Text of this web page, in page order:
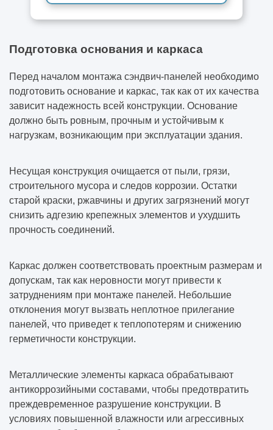
Подготовка основания и каркаса
Перед началом монтажа сэндвич-панелей необходимо
подготовить основание и каркас, так как от их качества
зависит надежность всей конструкции. Основание
должно быть ровным, прочным и устойчивым к
нагрузкам, возникающим при эксплуатации здания.
Несущая конструкция очищается от пыли, грязи,
строительного мусора и следов коррозии. Остатки
старой краски, ржавчины и других загрязнений могут
снизить адгезию крепежных элементов и ухудшить
прочность соединений.
Каркас должен соответствовать проектным размерам и
допускам, так как неровности могут привести к
затруднениям при монтаже панелей. Небольшие
отклонения могут вызвать неплотное прилегание
панелей, что приведет к теплопотерям и снижению
герметичности конструкции.
Металлические элементы каркаса обрабатывают
антикоррозийными составами, чтобы предотвратить
преждевременное разрушение конструкции. В
условиях повышенной влажности или агрессивных